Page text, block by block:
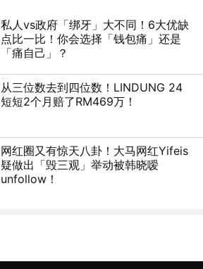
私人vs政府「绑牙」大不同！6大优缺
点比一比！你会选择「钱包痛」还是
「痛自己」？
从三位数去到四位数！LINDUNG 24
短短2个月赔了RM469万！
网红圈又有惊天八卦！大马网红Yifeis
疑做出「毁三观」举动被韩晓嗳
unfollow！